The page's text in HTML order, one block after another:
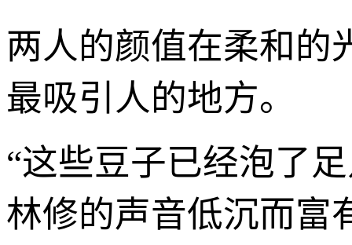
两人的颜值在柔和的
最吸引人的地方。
“这些豆子已经泡了
林修的声音低沉而富